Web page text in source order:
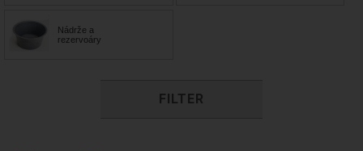
Nádrže a
rezervoáry
FILTER